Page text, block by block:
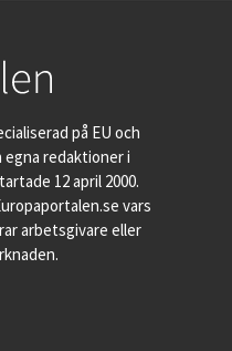
på EU och
egna redaktioner i
12 april 2000.
vars
arbetsgivare eller